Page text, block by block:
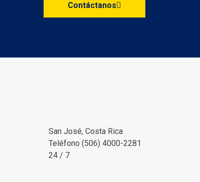
Contáctanos
San José, Costa Rica
Teléfono (506) 4000-2281
24 / 7